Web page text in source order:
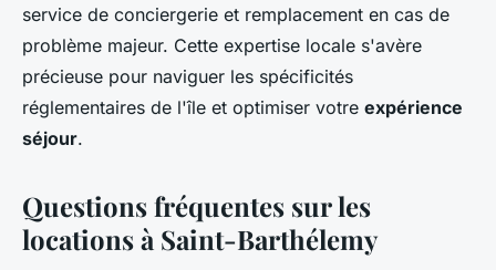
service de conciergerie et remplacement en cas de
problème majeur. Cette expertise locale s'avère
précieuse pour naviguer les spécificités
réglementaires de l'île et optimiser votre expérience
séjour.
Questions fréquentes sur les
locations à Saint-Barthélemy